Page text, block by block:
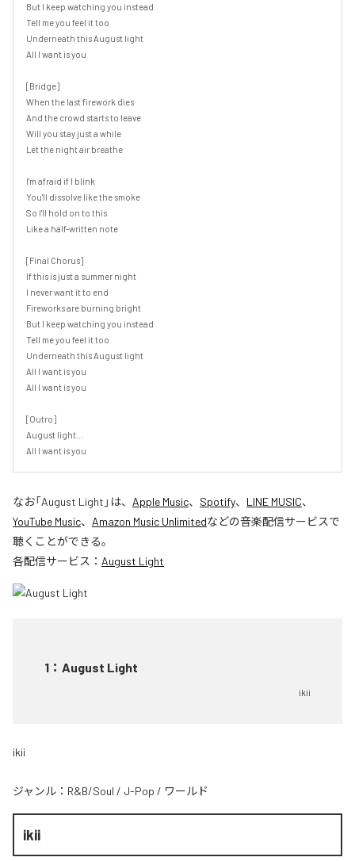
But I keep watching you instead
Tell me you feel it too
Underneath this August light
All I want is you
[Bridge]
When the last firework dies
And the crowd starts to leave
Will you stay just a while
Let the night air breathe
I'm afraid if I blink
You'll dissolve like the smoke
So I'll hold on to this
Like a half-written note
[Final Chorus]
If this is just a summer night
I never want it to end
Fireworks are burning bright
But I keep watching you instead
Tell me you feel it too
Underneath this August light
All I want is you
All I want is you
[Outro]
August light...
All I want is you
なお「August Light 」は、 Apple Music、 Spotify、 LINE MUSIC、
YouTube Music、 Amazon Music Unlimitedなどの音楽配信サービスで
聴くことができる。
各配信サービス： August Light
1 ： August Light
ikii
ikii
ジャンル： R&B/Soul / J-Pop / ワールド
ikii